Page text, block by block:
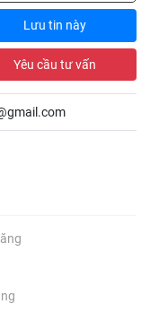
Lưu tin này
Yêu cầu tư vấn